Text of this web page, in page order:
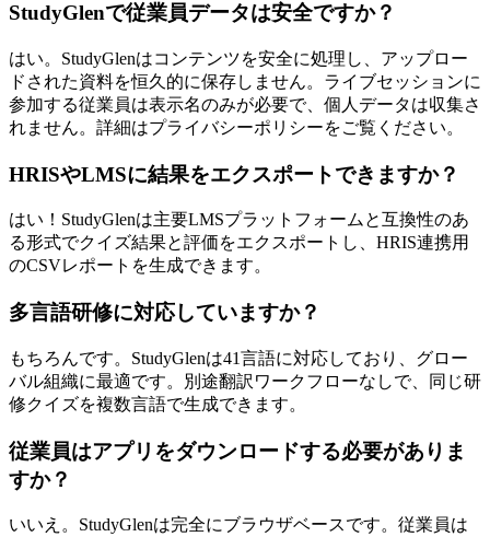
StudyGlenで従業員データは安全ですか？
はい。StudyGlenはコンテンツを安全に処理し、アップロー
ドされた資料を恒久的に保存しません。ライブセッションに
参加する従業員は表示名のみが必要で、個人データは収集さ
れません。詳細はプライバシーポリシーをご覧ください。
HRISやLMSに結果をエクスポートできますか？
はい！StudyGlenは主要LMSプラットフォームと互換性のあ
る形式でクイズ結果と評価をエクスポートし、HRIS連携用
のCSVレポートを生成できます。
多言語研修に対応していますか？
もちろんです。StudyGlenは41言語に対応しており、グロー
バル組織に最適です。別途翻訳ワークフローなしで、同じ研
修クイズを複数言語で生成できます。
従業員はアプリをダウンロードする必要がありま
すか？
いいえ。StudyGlenは完全にブラウザベースです。従業員は